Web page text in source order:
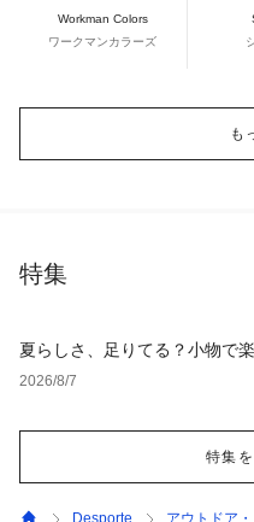
Workman Colors
ワークマンカラーズ
も
特集
夏らしさ、足りてる？小物で
2026/8/7
特集